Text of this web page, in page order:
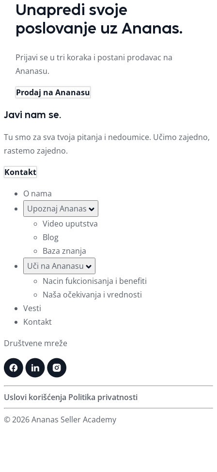
Unapredi svoje
poslovanje uz Ananas.
Prijavi se u tri koraka i postani prodavac na
Ananasu.
Prodaj na Ananasu
Javi nam se.
Tu smo za sva tvoja pitanja i nedoumice. Učimo zajedno,
rastemo zajedno.
Kontakt
O nama
Upoznaj Ananas
Video uputstva
Blog
Baza znanja
Uči na Ananasu
Nacin fukcionisanja i benefiti
Naša očekivanja i vrednosti
Vesti
Kontakt
Društvene mreže
Uslovi korišćenja Politika privatnosti
© 2026 Ananas Seller Academy